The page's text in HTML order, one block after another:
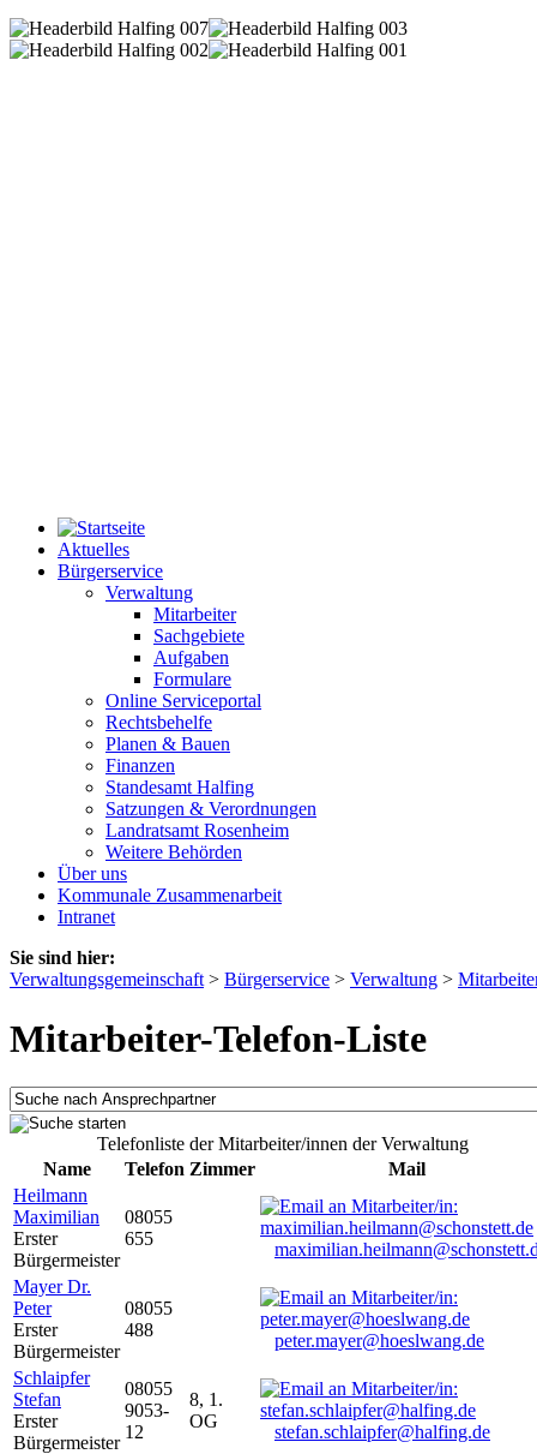
Aktuelles
Bürgerservice
Verwaltung
Mitarbeiter
Sachgebiete
Aufgaben
Formulare
Online Serviceportal
Rechtsbehelfe
Planen & Bauen
Finanzen
Standesamt Halfing
Satzungen & Verordnungen
Landratsamt Rosenheim
Weitere Behörden
Über uns
Kommunale Zusammenarbeit
Intranet
Sie sind hier:
Verwaltungsgemeinschaft > Bürgerservice > Verwaltung >
Mitarbeiter-Telefon-Liste
Telefonliste der Mitarbeiter/innen der Verwaltung
Name
Telefon Zimmer
Mail
Heilmann
Maximilian
Erster
Bürgermeister
08055
655
Mayer Dr.
Peter
Erster
Bürgermeister
08055
488
peter.mayer@hoeslwang.de
Schlaipfer
Stefan
Erster
Bürgermeister
08055
9053-
12
8, 1.
OG
stefan.schlaipfer@halfing.de